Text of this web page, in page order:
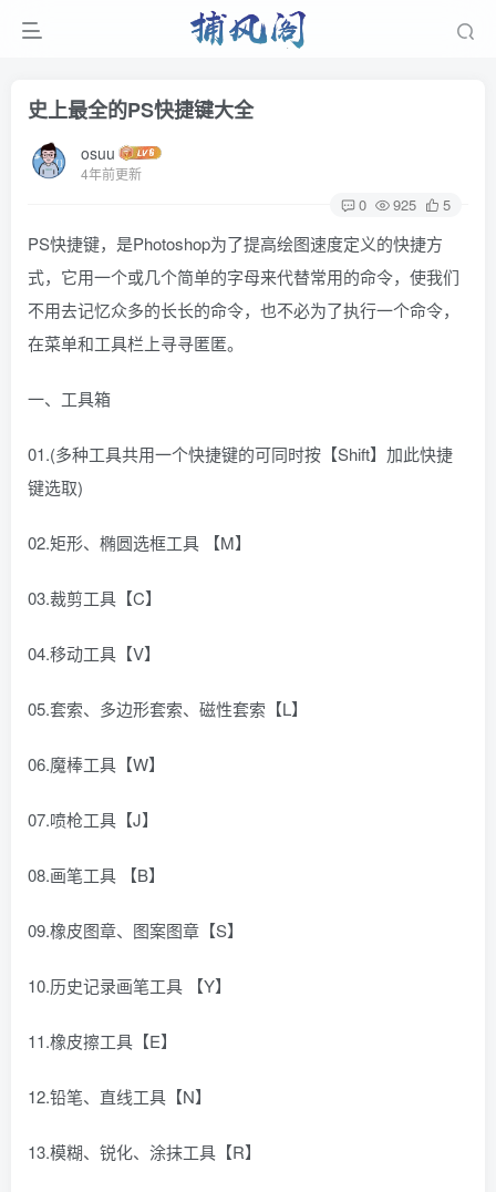
史上最全的PS快捷键大全
osuu
4年前更新
0 925 5
PS快捷键，是Photoshop为了提高绘图速度定义的快捷方
式，它用一个或几个简单的字母来代替常用的命令，使我们
不用去记忆众多的长长的命令，也不必为了执行一个命令，
在菜单和工具栏上寻寻匿匿。
一、工具箱
01.(多种工具共用一个快捷键的可同时按【Shift】加此快捷
键选取)
02.矩形、椭圆选框工具 【M】
03.裁剪工具【C】
04.移动工具【V】
05.套索、多边形套索、磁性套索【L】
06.魔棒工具【W】
07.喷枪工具【J】
08.画笔工具 【B】
09.橡皮图章、图案图章【S】
10.历史记录画笔工具 【Y】
11.橡皮擦工具【E】
12.铅笔、直线工具【N】
13.模糊、锐化、涂抹工具【R】